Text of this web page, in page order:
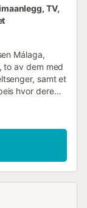
TV,
Málaga,
to av dem med
samt et
hvor dere
å lage
lite for barn
Huset ligger i